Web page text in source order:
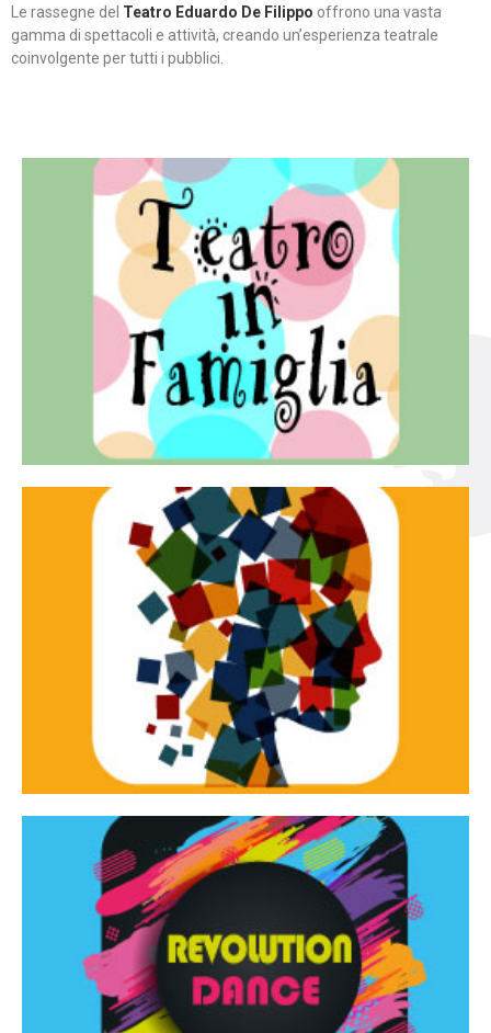
Le rassegne del Teatro Eduardo De Filippo offrono una vasta
gamma di spettacoli e attività, creando un’esperienza teatrale
coinvolgente per tutti i pubblici.
Teatro in famiglia
Teatro In Famiglia è una rassegna di teatro concepita
per far condividere e godere del teatro all’intera
famiglia.
Continua
Tracce dinamiche
Tracce Dinamiche è una rassegna di teatro
d’innovazione e sperimentale.
Continua
Revolution Dance
Rassegna di danza contemporanea – I Edizione